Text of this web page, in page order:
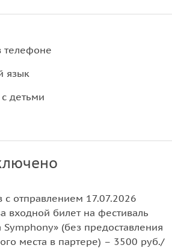
телефоне
язык
детьми
с отправлением 17.07.2026
входной билет на фестиваль
Symphony» (без предоставления
места в партере) – 3500 руб./